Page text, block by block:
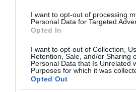
I want to opt-out of processing
Personal Data for Targeted
Opted In
I want to opt-out of Collection,
Retention, Sale, and/or Sharing
Personal Data that Is Unrelated
Purposes for which it was
Opted Out
ELŐZŐ
A BIZARR ÉS REJTÉLYES BABÁK